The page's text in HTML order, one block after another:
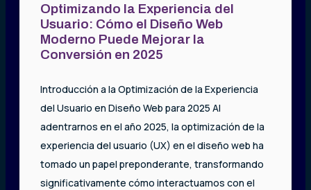
Optimizando la Experiencia del
Usuario: Cómo el Diseño Web
Moderno Puede Mejorar la
Conversión en 2025
Introducción a la Optimización de la Experiencia
del Usuario en Diseño Web para 2025 Al
adentrarnos en el año 2025, la optimización de la
experiencia del usuario (UX) en el diseño web ha
tomado un papel preponderante, transformando
significativamente cómo interactuamos con el